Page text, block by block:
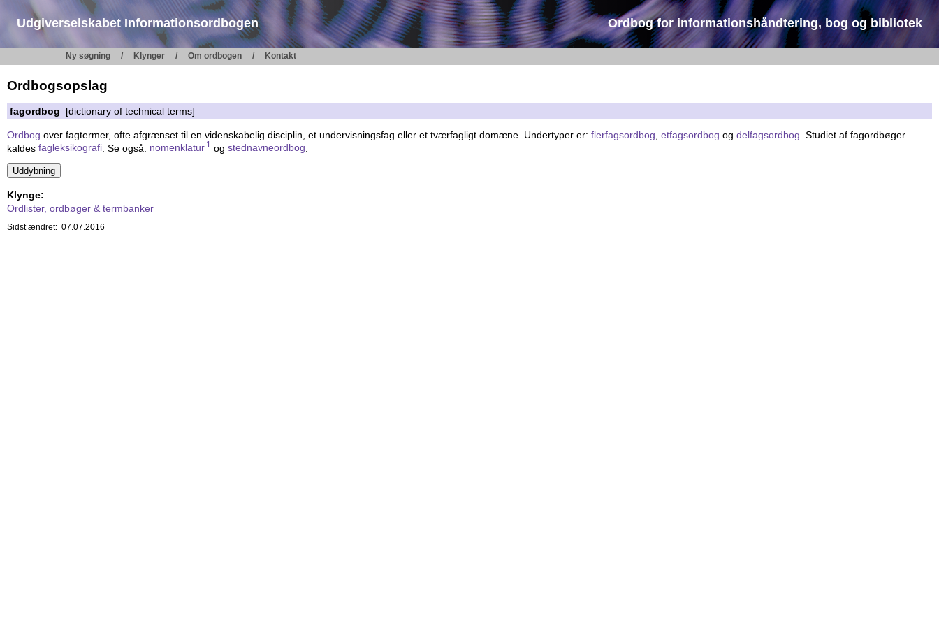
Udgiverselskabet Informationsordbogen Ordbog for informationshåndtering, bog og bibliotek
Ny søgning Klynger Om ordbogen Kontakt
Ordbogsopslag
fagordbog [dictionary of technical terms]
Ordbog over fagtermer, ofte afgrænset til en videnskabelig disciplin, et undervisningsfag eller et tværfagligt domæne. Undertyper er: flerfagsordbog etfagsordbog og delfagsordbog . Studiet af fagordbøger
kaldes fagleksikografi . Se også: nomenklatur 1 ogstednavneordbog
Klynge:
Ordlister, ordbøger & termbanker
Sidst ændret: 07.07.2016